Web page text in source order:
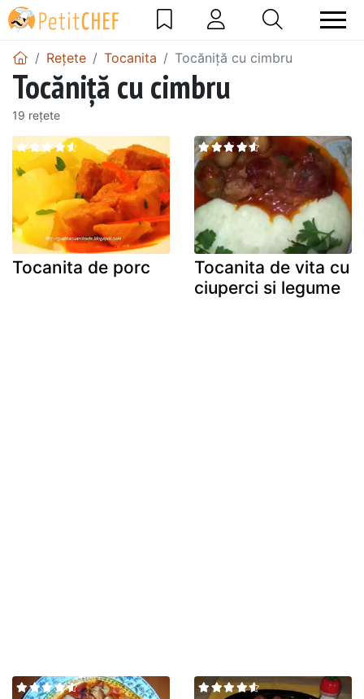
Rețete Tocanita Tocăniță cu cimbru
Tocăniță cu cimbru
19 rețete
Tocanita de porc
Tocanita de vita cu
ciuperci si legume